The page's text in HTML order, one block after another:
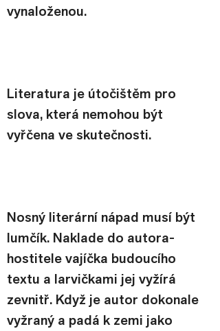
vynaloženou.
Literatura je útočištěm pro
slova, která nemohou být
vyřčena ve skutečnosti.
Nosný literární nápad musí být
lumčík. Naklade do autora-
hostitele vajíčka budoucího
textu a larvičkami jej vyžírá
zevnitř. Když je autor dokonale
vyžraný a padá k zemi jako